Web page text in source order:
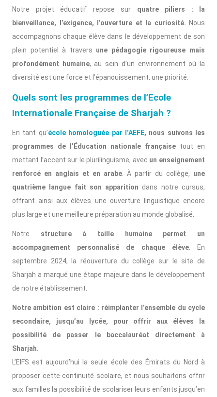
Notre projet éducatif repose sur quatre piliers : la
bienveillance, l’exigence, l’ouverture et la curiosité. Nous
accompagnons chaque élève dans le développement de son
plein potentiel à travers une pédagogie rigoureuse mais
profondément humaine, au sein d’un environnement où la
diversité est une force et l’épanouissement, une priorité.
Quels sont les programmes de l’Ecole
Internationale Française de Sharjah ?
En tant qu’école homologuée par l’AEFE, nous suivons les
programmes de l’Éducation nationale française tout en
mettant l’accent sur le plurilinguisme, avec un enseignement
renforcé en anglais et en arabe . À partir du collège, une
quatrième langue fait son apparition dans notre cursus,
offrant ainsi aux élèves une ouverture linguistique encore
plus large et une meilleure préparation au monde globalisé.
Notre structure à taille humaine permet un
accompagnement personnalisé de chaque élève. En
septembre 2024, la réouverture du collège sur le site de
Sharjah a marqué une étape majeure dans le développement
de notre établissement.
Notre ambition est claire : réimplanter l’ensemble du cycle
secondaire, jusqu’au lycée, pour offrir aux élèves la
possibilité de passer le baccalauréat directement à
Sharjah.
L’EIFS est aujourd’hui la seule école des Émirats du Nord à
proposer cette continuité scolaire, et nous souhaitons offrir
aux familles la possibilité de scolariser leurs enfants jusqu’en